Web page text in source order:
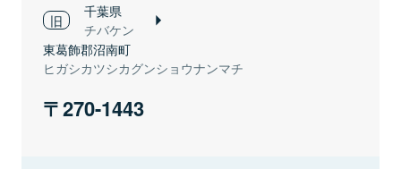
千葉県
チバケン
東葛飾郡沼南町
ヒガシカツシカグンショウナンマチ
270-1443